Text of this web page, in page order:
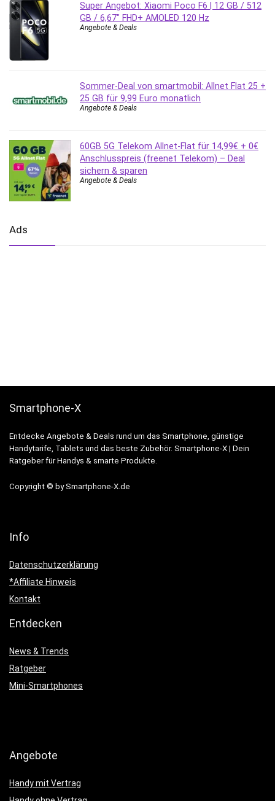
Super Angebot: Xiaomi Poco F6 | 12 GB / 512
GB / 6,67″ FHD+ AMOLED 120 Hz
Angebote & Deals
Sommer-Deal von smartmobil: Allnet Flat 25 +
25 GB für 9,99 Euro monatlich
Angebote & Deals
60GB 5G Telekom Allnet-Flat für 14,99€ + 0€
Anschlusspreis (freenet Telekom) – Deal
sichern & sparen
Angebote & Deals
Ads
Smartphone-X
Entdecke Angebote & Deals rund um das Smartphone, günstige
Handytarife, Tablets und das beste Zubehör. Smartphone-X | Dein
Ratgeber für Handys & smarte Produkte.
Copyright © by Smartphone-X.de
Info
Datenschutzerklärung
*Affiliate Hinweis
Kontakt
Entdecken
News & Trends
Ratgeber
Mini-Smartphones
Angebote
Handy mit Vertrag